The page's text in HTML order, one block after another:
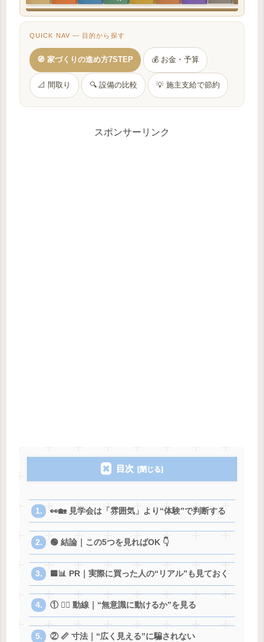
QUICK NAV — 目的から探す
🧭 家づくりの進め方7STEP 💰 お金・予算
📐 間取り 🔍 設備の比較 💡 施主支給で節約
スポンサーリンク
目次
👀🏡 見学会は「雰囲気」より“体験”で判断する
🟢 結論｜この5つを見ればOK 👇
🟦📊 PR｜実際に買った人の“リアル”も見ておく
① 🚶‍♂️ 動線｜“無意識に動けるか”を見る
② 📏 寸法｜“広く見える”に騙されない